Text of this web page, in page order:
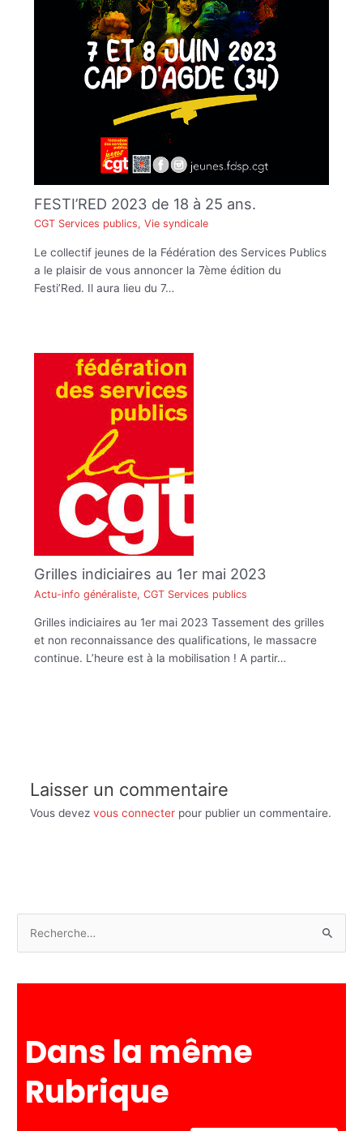
FESTI’RED 2023 de 18 à 25 ans.
CGT Services publics, Vie syndicale
Le collectif jeunes de la Fédération des Services Publics
a le plaisir de vous annoncer la 7ème édition du
Festi’Red. Il aura lieu du 7…
Grilles indiciaires au 1er mai 2023
Actu-info généraliste, CGT Services publics
Grilles indiciaires au 1er mai 2023 Tassement des grilles
et non reconnaissance des qualifications, le massacre
continue. L’heure est à la mobilisation ! A partir…
Laisser un commentaire
Vous devez vous connecterpour publier un commentaire.
Dans la même
Rubrique